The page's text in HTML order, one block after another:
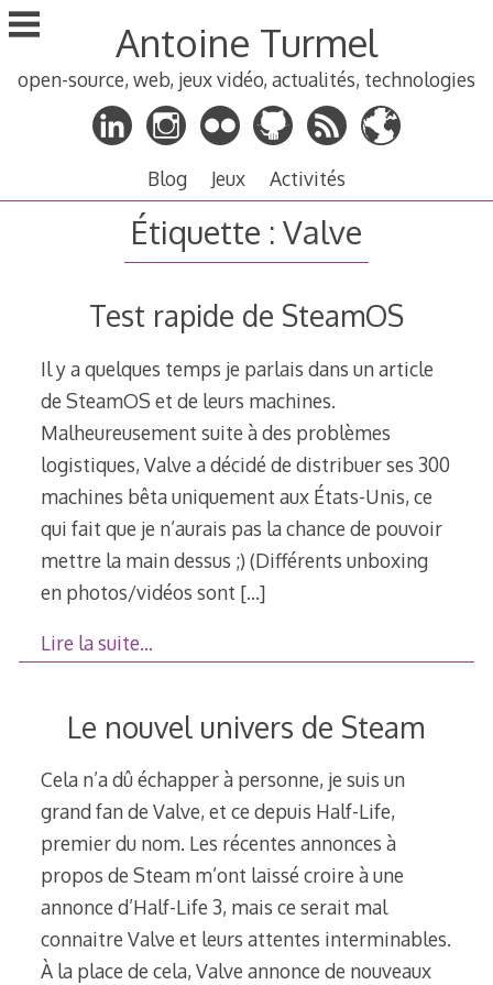
Aller
au
principal
Antoine Turmel
open-source, web, jeux vidéo, actualités, technologies
Blog Jeux Activités
Étiquette : Valve
Test rapide de SteamOS
Il y a quelques temps je parlais dans un article
de SteamOS et de leurs machines.
Malheureusement suite à des problèmes
logistiques, Valve a décidé de distribuer ses 300
machines bêta uniquement aux États-Unis, ce
qui fait que je n’aurais pas la chance de pouvoir
mettre la main dessus ;) (Différents unboxing
en photos/vidéos sont […]
Lire la suite…
Le nouvel univers de Steam
Cela n’a dû échapper à personne, je suis un
grand fan de Valve, et ce depuis Half-Life,
premier du nom. Les récentes annonces à
propos de Steam m’ont laissé croire à une
annonce d’Half-Life 3, mais ce serait mal
connaitre Valve et leurs attentes interminables.
À la place de cela, Valve annonce de nouveaux